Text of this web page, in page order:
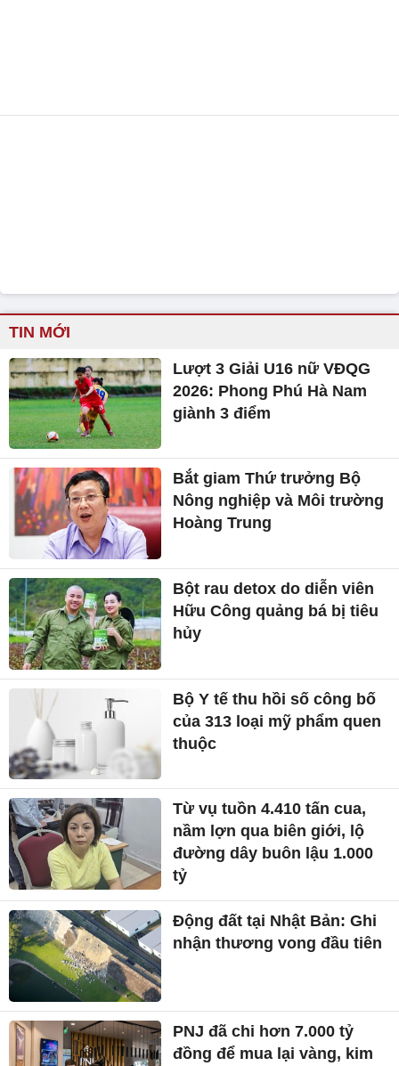
TIN MỚI
Lượt 3 Giải U16 nữ VĐQG
2026: Phong Phú Hà Nam
giành 3 điểm
Bắt giam Thứ trưởng Bộ
Nông nghiệp và Môi trường
Hoàng Trung
Bột rau detox do diễn viên
Hữu Công quảng bá bị tiêu
hủy
Bộ Y tế thu hồi số công bố
của 313 loại mỹ phẩm quen
thuộc
Từ vụ tuồn 4.410 tấn cua,
nầm lợn qua biên giới, lộ
đường dây buôn lậu 1.000
tỷ
Động đất tại Nhật Bản: Ghi
nhận thương vong đầu tiên
PNJ đã chi hơn 7.000 tỷ
đồng để mua lại vàng, kim